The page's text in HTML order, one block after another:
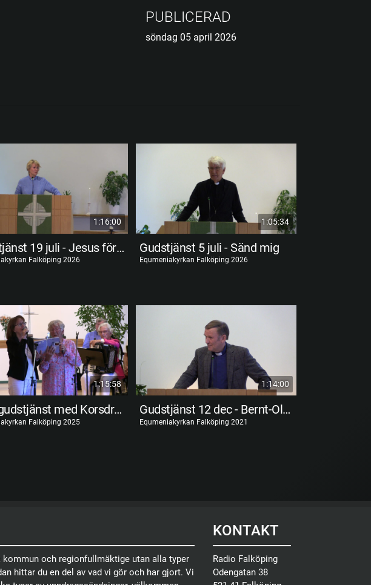
PUBLICERAD
söndag 05 april 2026
1:16:00
Gudstjänst 19 juli - Jesus förhärligad
Falköping 2026
1:05:34
Gudstjänst 5 juli - Sänd mig
Equmeniakyrkan Falköping 2026
1:15:58
Sånggudstjänst med Korsdraget
Falköping 2025
1:14:00
Gudstjänst 12 dec - Bernt-Olof Jonasson
Equmeniakyrkan Falköping 2021
kommun och regionfullmäktige utan alla typer
hittar du en del av vad vi gör och har gjort. Vi
KONTAKT
Radio Falköping
Odengatan 38